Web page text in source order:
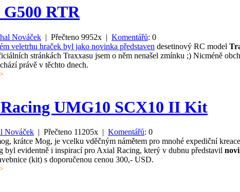
RTR
Nováček | Přečteno 9952x | Komentářů: 0
veletrhu hraček byl jako novinka představen desetinový RC model
stránkách Traxxasu jsem o něm nenašel zmínku ;) Nicméně
právě v těchto dnech.
UMG10 SCX10 II Kit
Nováček | Přečteno 11205x | Komentářů: 0
krátce Mog, je vcelku vděčným námětem pro mnohé expediční
byl evidentně i inspirací pro Axial Racing, který v dubnu představil
(kit) s doporučenou cenou 300,- USD.